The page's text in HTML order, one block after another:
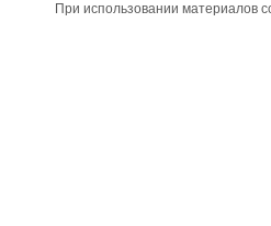
При использовании материалов